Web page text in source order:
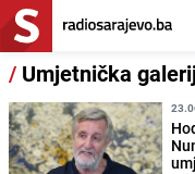
/ Umjetnička